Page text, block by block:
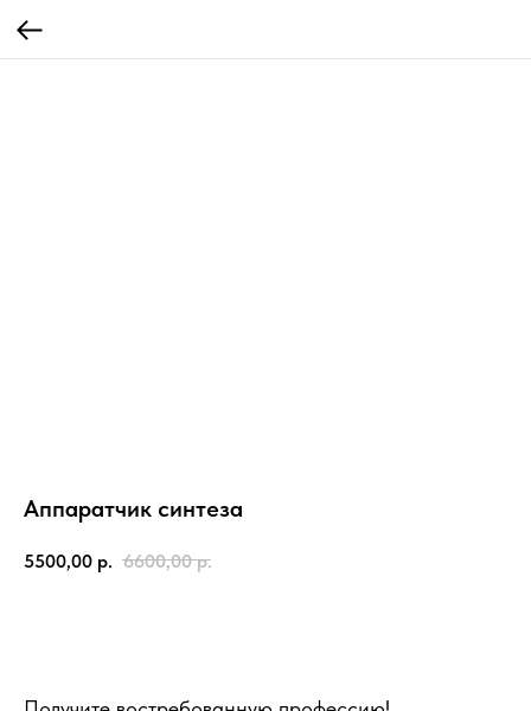
Аппаратчик синтеза
5500,00 р. 6600,00 р.